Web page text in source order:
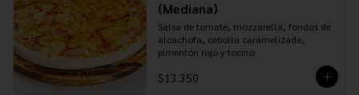
(Mediana)
Salsa de tomate, mozzarella, fondos de
alcachofa, cebolla caramelizada,
pimentón rojo y tocino
$13.350